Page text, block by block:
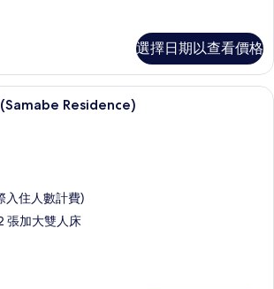
選擇日期以查看價格
皇家客房, 2 間臥室 (Samabe
Residence)
入住人數計費)
張加大雙人床